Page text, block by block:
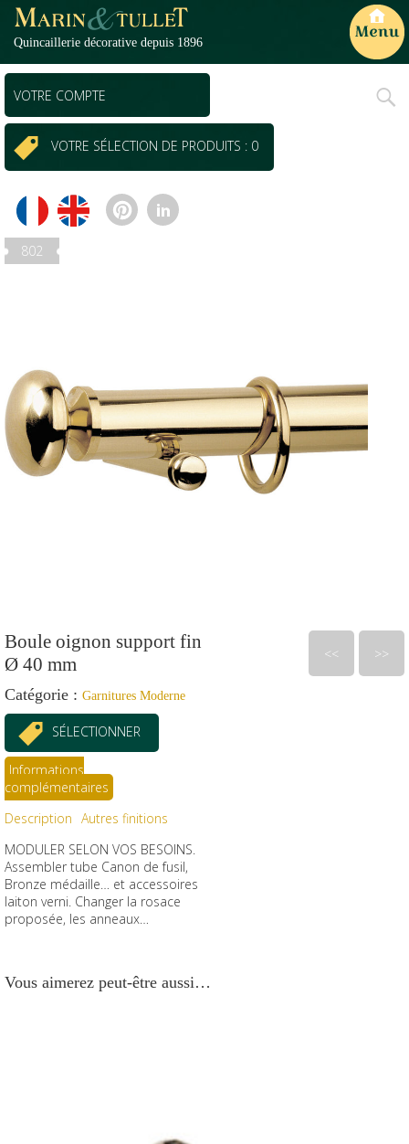
Quincaillerie décorative depuis 1896
Menu
VOTRE COMPTE
VOTRE SÉLECTION DE PRODUITS : 0
802
>>
<<
Boule oignon support fin
Ø 40 mm
Catégorie : Garnitures Moderne
SÉLECTIONNER
Informations
complémentaires
Description Autres finitions
MODULER SELON VOS BESOINS.
Assembler tube Canon de fusil,
Bronze médaille… et accessoires
laiton verni. Changer la rosace
proposée, les anneaux…
Vous aimerez peut-être aussi…